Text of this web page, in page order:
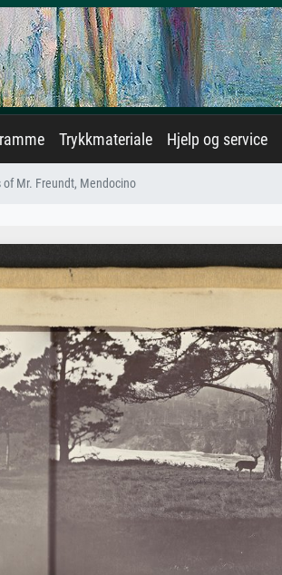
Trykkmateriale Hjelp og service
of Mr. Freundt, Mendocino